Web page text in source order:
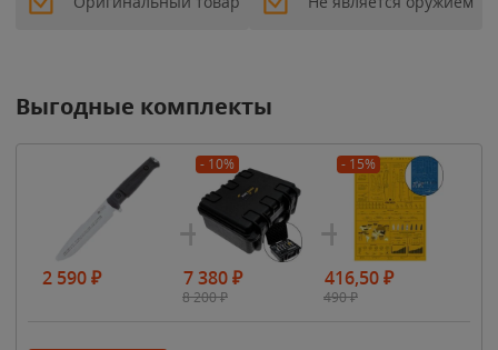
Выгодные комплекты
2 590₽
- 10%
7 380₽
8 200₽
- 15%
416,50₽
490₽